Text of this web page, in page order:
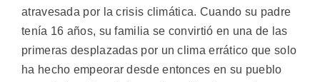
atravesada por la crisis climática. Cuando su padre
tenía 16 años, su familia se convirtió en una de las
primeras desplazadas por un clima errático que solo
ha hecho empeorar desde entonces en su pueblo